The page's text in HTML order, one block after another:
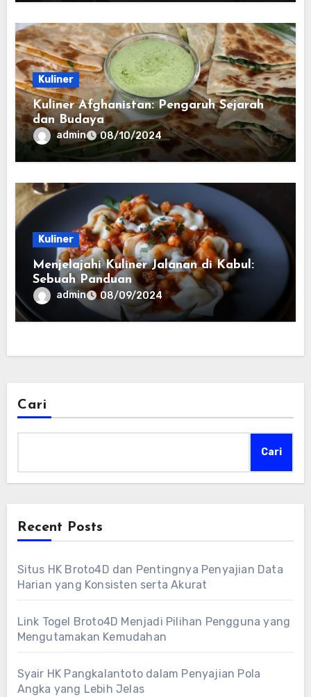
Kuliner
Kuliner Afghanistan: Pengaruh Sejarah
dan Budaya
admin 08/10/2024
Kuliner
Menjelajahi Kuliner Jalanan di Kabul:
Sebuah Panduan
admin 08/09/2024
Cari
Cari
Recent Posts
Situs HK Broto4D dan Pentingnya Penyajian Data
Harian yang Konsisten serta Akurat
Link Togel Broto4D Menjadi Pilihan Pengguna yang
Mengutamakan Kemudahan
Syair HK Pangkalantoto dalam Penyajian Pola
Angka yang Lebih Jelas